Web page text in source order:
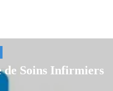
de Soins Infirmiers